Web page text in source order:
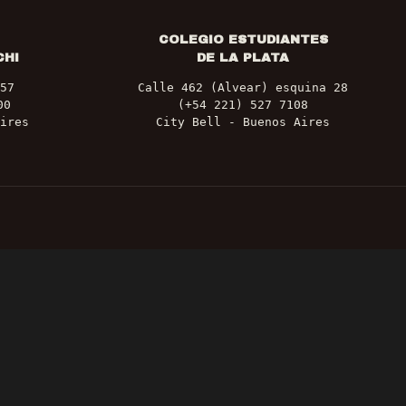
COLEGIO ESTUDIANTES
DE LA PLATA
Calle 462 (Alvear) esquina 28
(+54 221) 527 7108
City Bell - Buenos Aires